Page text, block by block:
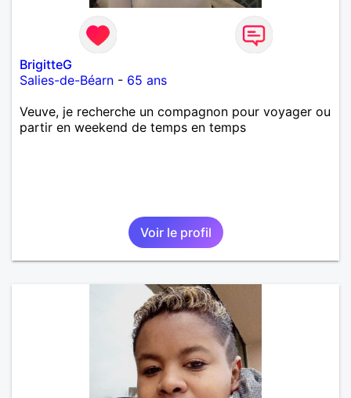
BrigitteG
Salies-de-Béarn - 65 ans
Veuve, je recherche un compagnon pour voyager ou
partir en weekend de temps en temps
Voir le profil